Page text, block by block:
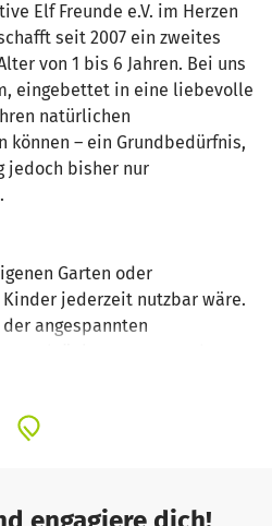
Elf Freunde e.V. im Herzen
seit 2007 ein zweites
von 1 bis 6 Jahren. Bei uns
eingebettet in eine liebevolle
natürlichen
können – ein Grundbedürfnis,
jedoch bisher nur
Garten oder
jederzeit nutzbar wäre.
angespannten
15 Minuten zu Fuß entfernt.
genau hier wollen wir